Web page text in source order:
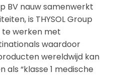
BV nauw samenwerkt
is THYSOL Group
te werken met
waardoor
wereldwijd kan
“klasse 1 medische